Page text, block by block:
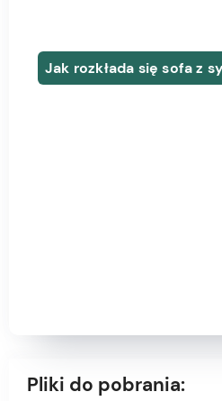
Jak rozkłada się sofa z
Pliki do pobrania: